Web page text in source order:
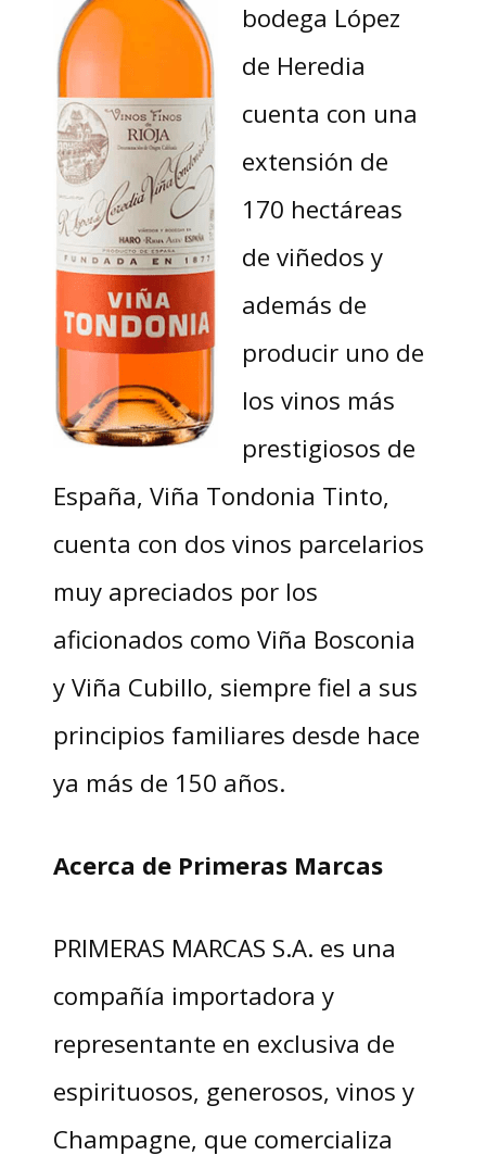
bodega López
de Heredia
cuenta con una
extensión de
170 hectáreas
de viñedos y
además de
producir uno de
los vinos más
prestigiosos de
España, Viña Tondonia Tinto,
cuenta con dos vinos parcelarios
muy apreciados por los
aficionados como Viña Bosconia
y Viña Cubillo, siempre fiel a sus
principios familiares desde hace
ya más de 150 años.
Acerca de Primeras Marcas
PRIMERAS MARCAS S.A. es una
compañía importadora y
representante en exclusiva de
espirituosos, generosos, vinos y
Champagne, que comercializa